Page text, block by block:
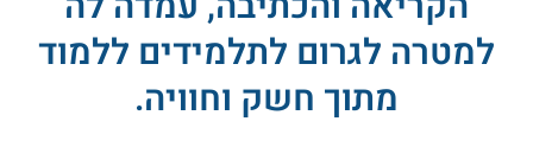
למטרה לגרום לתלמידים ללמוד
מתוך חשק וחוויה.